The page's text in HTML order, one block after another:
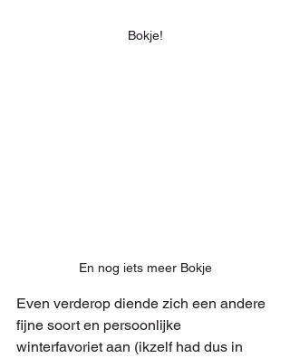
Bokje!
En nog iets meer Bokje
Even verderop diende zich een andere
fijne soort en persoonlijke
winterfavoriet aan (ikzelf had dus in